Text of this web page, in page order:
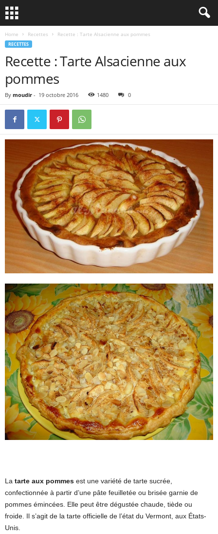
Home Recettes Recette : Tarte Alsacienne aux pommes
RECETTES
Recette : Tarte Alsacienne aux
pommes
By moudir - 19 octobre 2016 1480 0
La tarte aux pommes est une variété de tarte sucrée,
confectionnée à partir d’une pâte feuilletée ou brisée garnie de
pommes émincées. Elle peut être dégustée chaude, tiède ou
froide. Il s’agit de la tarte officielle de l’état du Vermont, aux États-
Unis.